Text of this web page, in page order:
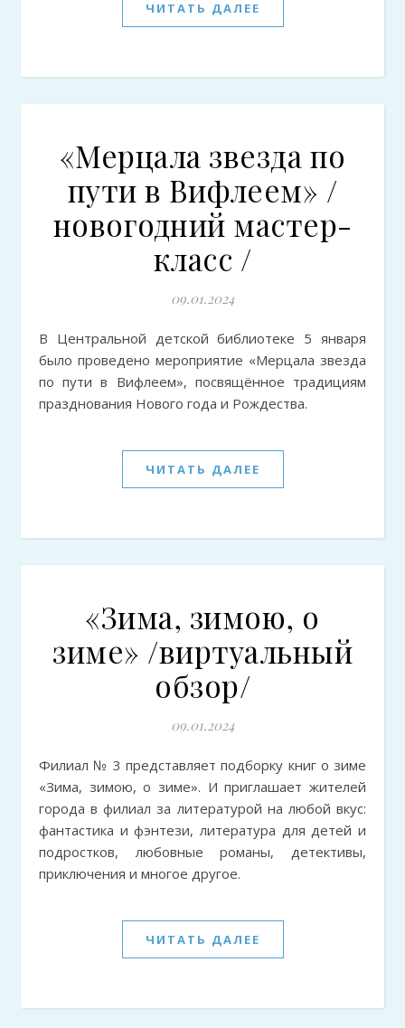
ЧИТАТЬ ДАЛЕЕ
«Мерцала звезда по
пути в Вифлеем» /
новогодний мастер-
класс /
09.01.2024
В Центральной детской библиотеке 5 января
было проведено мероприятие «Мерцала звезда
по пути в Вифлеем», посвящённое традициям
празднования Нового года и Рождества.
ЧИТАТЬ ДАЛЕЕ
«Зима, зимою, о
зиме» /виртуальный
обзор/
09.01.2024
Филиал № 3 представляет подборку книг о зиме
«Зима, зимою, о зиме». И приглашает жителей
города в филиал за литературой на любой вкус:
фантастика и фэнтези, литература для детей и
подростков, любовные романы, детективы,
приключения и многое другое.
ЧИТАТЬ ДАЛЕЕ